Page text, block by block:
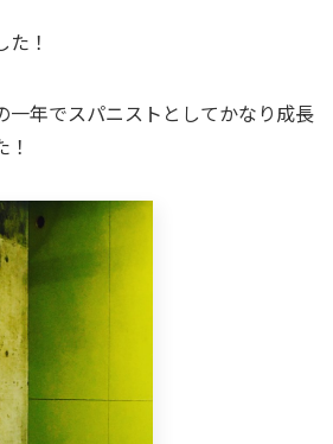
！
一年でスパニストとしてかなり成長